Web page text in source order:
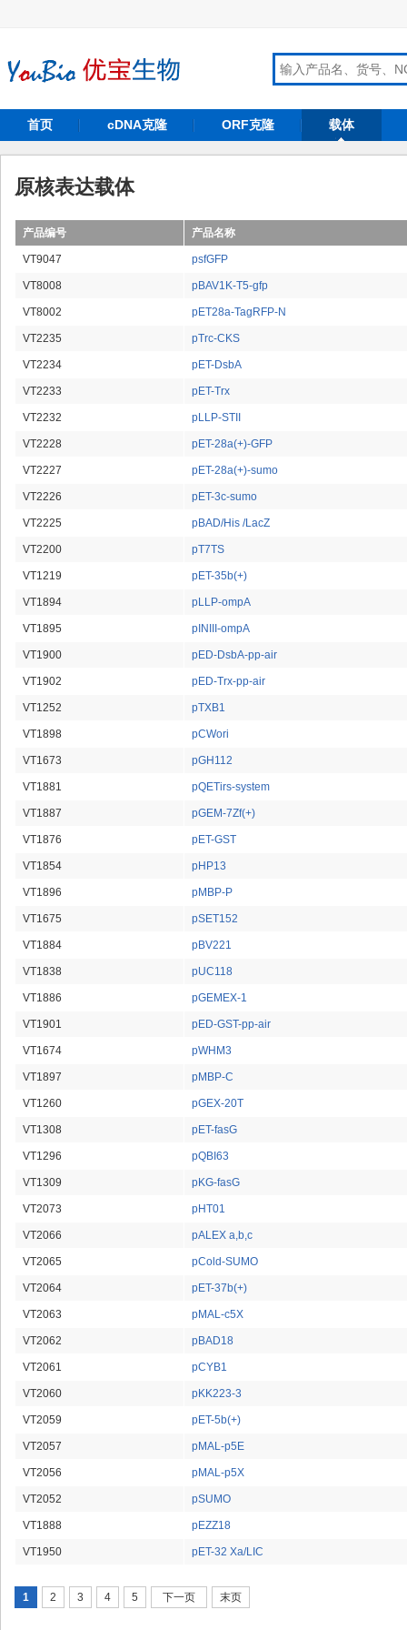
首页 cDNA克隆 ORF克隆 载体
原核表达载体
产品编号 产品名称
VT9047 psfGFP
VT8008 pBAV1K-T5-gfp
VT8002 pET28a-TagRFP-N
VT2235 pTrc-CKS
VT2234 pET-DsbA
VT2233 pET-Trx
VT2232 pLLP-STII
VT2228 pET-28a(+)-GFP
VT2227 pET-28a(+)-sumo
VT2226 pET-3c-sumo
VT2225 pBAD/His /LacZ
VT2200 pT7TS
VT1219 pET-35b(+)
VT1894 pLLP-ompA
VT1895 pINIII-ompA
VT1900 pED-DsbA-pp-air
VT1902 pED-Trx-pp-air
VT1252 pTXB1
VT1898 pCWori
VT1673 pGH112
VT1881 pQETirs-system
VT1887 pGEM-7Zf(+)
VT1876 pET-GST
VT1854 pHP13
VT1896 pMBP-P
VT1675 pSET152
VT1884 pBV221
VT1838 pUC118
VT1886 pGEMEX-1
VT1901 pED-GST-pp-air
VT1674 pWHM3
VT1897 pMBP-C
VT1260 pGEX-20T
VT1308 pET-fasG
VT1296 pQBI63
VT1309 pKG-fasG
VT2073 pHT01
VT2066 pALEX a,b,c
VT2065 pCold-SUMO
VT2064 pET-37b(+)
VT2063 pMAL-c5X
VT2062 pBAD18
VT2061 pCYB1
VT2060 pKK223-3
VT2059 pET-5b(+)
VT2057 pMAL-p5E
VT2056 pMAL-p5X
VT2052 pSUMO
VT1888 pEZZ18
VT1950
pET-32 Xa/LIC
1
2 3 4 5 下一页 末页